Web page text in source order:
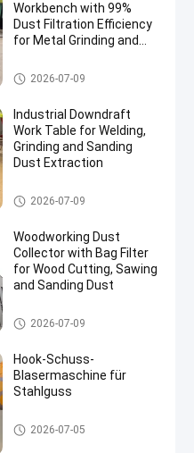
Workbench with 99%
Dust Filtration Efficiency
for Metal Grinding and
Tabelle der industriellen Abwär
tströmung
2026-07-09
Industrial Downdraft
Work Table for Welding,
Grinding and Sanding
Dust Extraction
Tabelle der industriellen Abwär
tströmung
2026-07-09
Woodworking Dust
Collector with Bag Filter
for Wood Cutting, Sawing
and Sanding Dust
Staubsammelsysteme für die
Holzbearbeitung
2026-07-09
Hook-Schuss-
Blasermaschine für
Stahlguss
Strahlanlage
2026-07-05